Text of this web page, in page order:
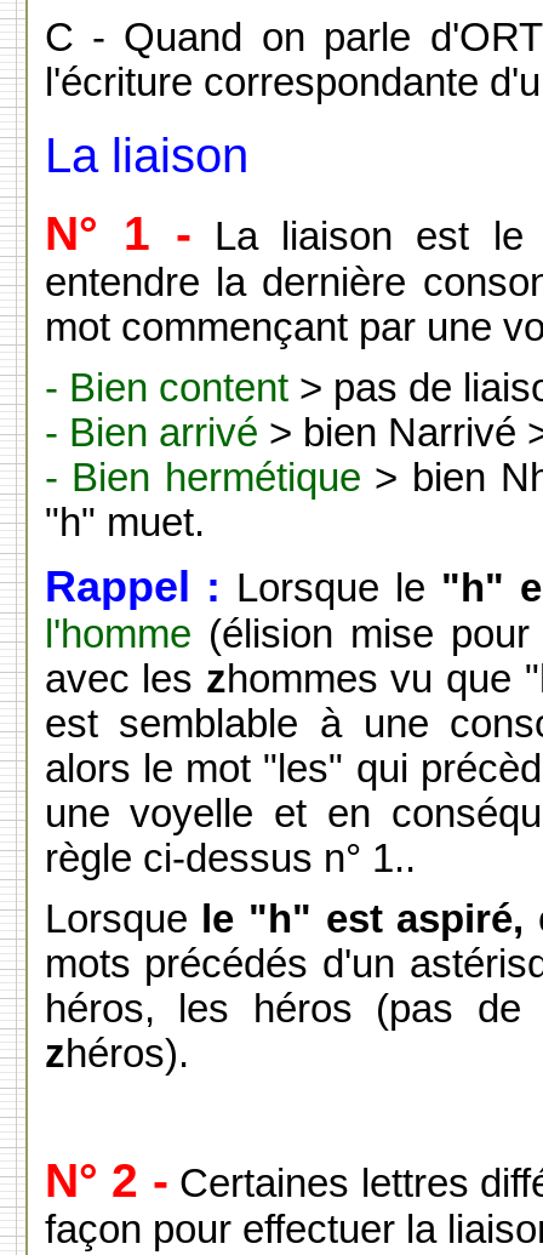
C - Quand on parle
l'écriture correspondante
La liaison
N° 1 - La liaison est le
entendre la dernière
mot commençant par une
- Bien content> pas de
- Bien arrivé > bien Narrivé
- Bien hermétique > bien
"h" muet.
Rappel : Lorsque le "h"
l'homme (élision mise
avec les zhommes vu que
est semblable à une
alors le mot "les" qui
une voyelle et en
règle ci-dessus n° 1..
Lorsque
le "h" est aspiré,
mots précédés d'un
héros, les héros (pas
zhéros).
N° 2 - Certaines lettres
façon pour effectuer la